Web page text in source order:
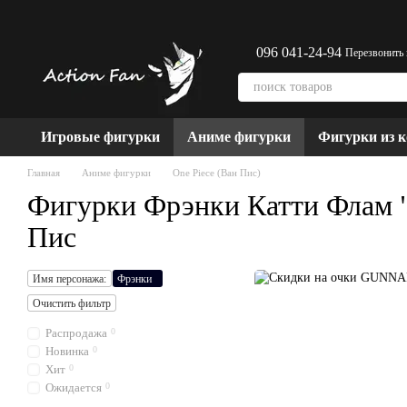
096 041-24-94 Перезвонить
Игровые фигурки Аниме фигурки Фигурки из
Главная Аниме фигурки One Piece (Ван Пис)
Фигурки Фрэнки Катти Флам
Пис
Имя персонажа:
Фрэнки
Очистить фильтр
Распродажа 0
Новинка 0
Хит 0
Ожидается 0